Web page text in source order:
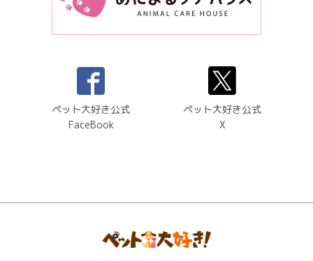
ペット大好き公式
FaceBook
ペット大好き公式
X